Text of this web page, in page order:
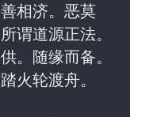
相济。恶莫
谓道源正法。
。随缘而备。
火轮渡舟。